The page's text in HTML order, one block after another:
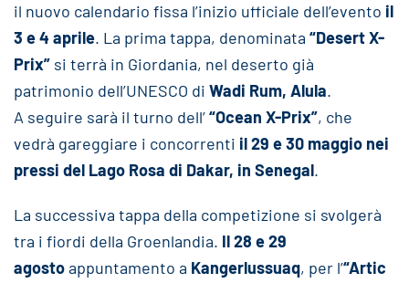
il nuovo calendario fissa l’inizio ufficiale dell’evento il
3 e 4 aprile. La prima tappa, denominata “Desert X-
Prix” si terrà in Giordania, nel deserto già
patrimonio dell’UNESCO di Wadi Rum, Alula.
A seguire sarà il turno dell’“Ocean X-Prix”, che
vedrà gareggiare i concorrenti il 29 e 30 maggio nei
pressi del Lago Rosa di Dakar, in Senegal.
La successiva tappa della competizione si svolgerà
tra i fiordi della Groenlandia. Il 28 e 29
agostoappuntamento a Kangerlussuaq, per l’“Artic